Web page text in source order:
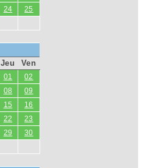
24
25
Jeu Ven
01
02
08
09
15
16
22
23
29
30